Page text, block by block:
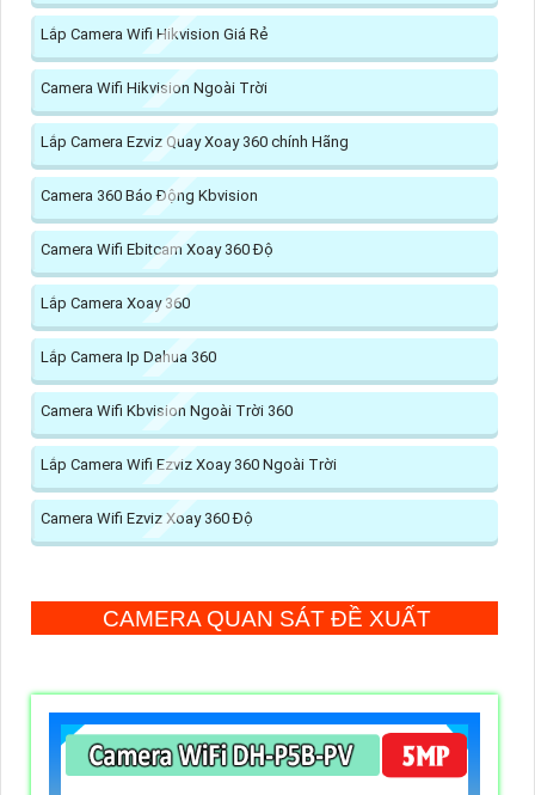
Lắp Camera Wifi Hikvision Giá Rẻ
Camera Wifi Hikvision Ngoài Trời
Lắp Camera Ezviz Quay Xoay 360 chính Hãng
Camera 360 Báo Động Kbvision
Camera Wifi Ebitcam Xoay 360 Độ
Lắp Camera Xoay 360
Lắp Camera Ip Dahua 360
Camera Wifi Kbvision Ngoài Trời 360
Lắp Camera Wifi Ezviz Xoay 360 Ngoài Trời
Camera Wifi Ezviz Xoay 360 Độ
CAMERA QUAN SÁT ĐỀ XUẤT